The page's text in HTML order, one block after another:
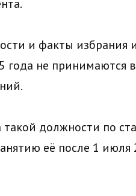
и факты избрания
года не принимаются
такой должности по
её после 1 июля